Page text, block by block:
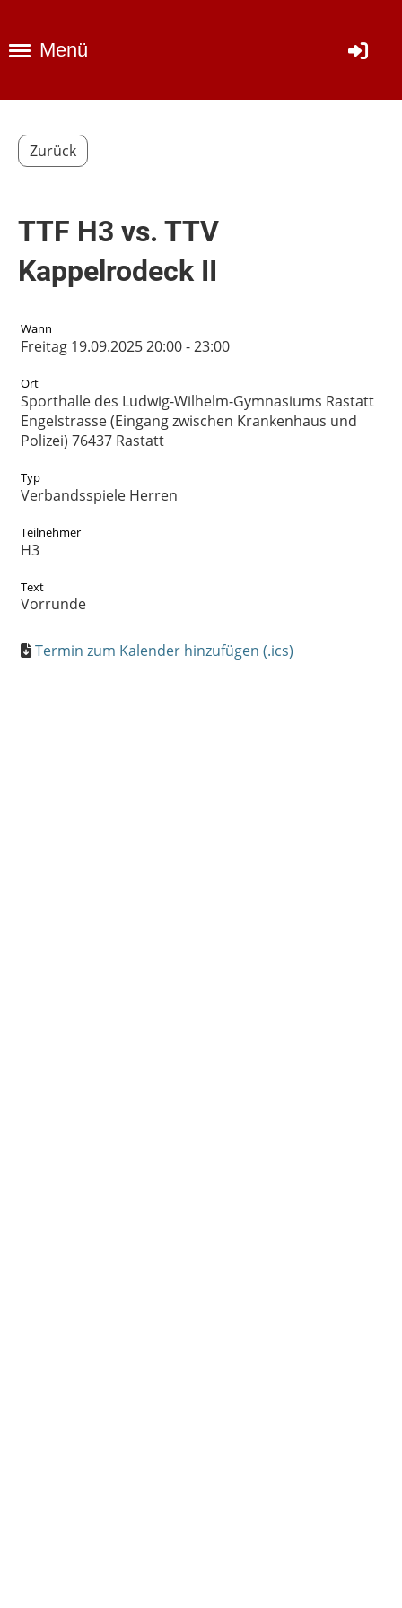
Menü
Zurück
TTF H3 vs. TTV
Kappelrodeck II
Wann
Freitag 19.09.2025 20:00 - 23:00
Ort
Sporthalle des Ludwig-Wilhelm-Gymnasiums Rastatt
Engelstrasse (Eingang zwischen Krankenhaus und
Polizei) 76437 Rastatt
Typ
Verbandsspiele Herren
Teilnehmer
H3
Text
Vorrunde
Termin zum Kalender hinzufügen (.ics)